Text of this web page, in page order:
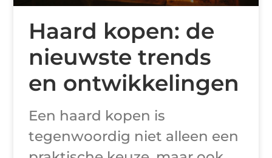
Haard kopen: de
nieuwste trends
en ontwikkelingen
Een haard kopen is
tegenwoordig niet alleen een